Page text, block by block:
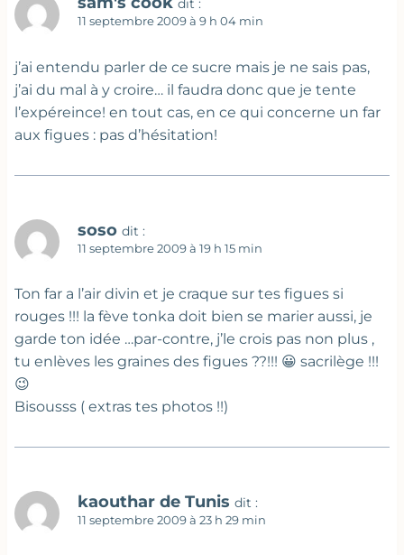
dit :
11 septembre 2009 à 9 h 04 min
j’ai entendu parler de ce sucre mais je ne sais pas,
j’ai du mal à y croire… il faudra donc que je tente
l’expéreince! en tout cas, en ce qui concerne un far
aux figues : pas d’hésitation!
soso dit :
11 septembre 2009 à 19 h 15 min
Ton far a l’air divin et je craque sur tes figues si
rouges !!! la fève tonka doit bien se marier aussi, je
garde ton idée …par-contre, j’le crois pas non plus ,
tu enlèves les graines des figues ??!!! 😀 sacrilège !!!
😉
Bisousss ( extras tes photos !!)
kaouthar de Tunis dit :
11 septembre 2009 à 23 h 29 min